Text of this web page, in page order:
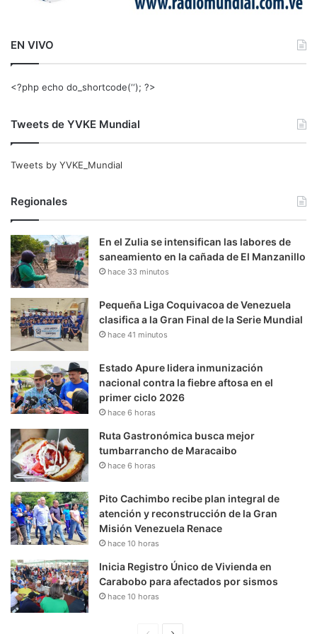
EN VIVO
<?php echo do_shortcode(‘‘); ?>
Tweets de YVKE Mundial
Tweets by YVKE_Mundial
Regionales
En el Zulia se intensifican las labores de
saneamiento en la cañada de El Manzanillo
hace 33 minutos
Pequeña Liga Coquivacoa de Venezuela
clasifica a la Gran Final de la Serie Mundial
hace 41 minutos
Estado Apure lidera inmunización
nacional contra la fiebre aftosa en el
primer ciclo 2026
hace 6 horas
Ruta Gastronómica busca mejor
tumbarrancho de Maracaibo
hace 6 horas
Pito Cachimbo recibe plan integral de
atención y reconstrucción de la Gran
Misión Venezuela Renace
hace 10 horas
Inicia Registro Único de Vivienda en
Carabobo para afectados por sismos
hace 10 horas